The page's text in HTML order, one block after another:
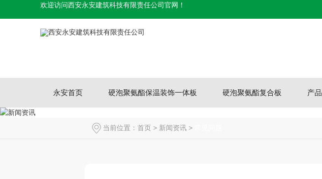
欢迎访问西安永安建筑科技有限责任公司官网！
永安首页 硬泡聚氨酯保温装饰一体板 硬泡聚氨酯复合板 产
当前位置： 首页 > 新闻资讯 >